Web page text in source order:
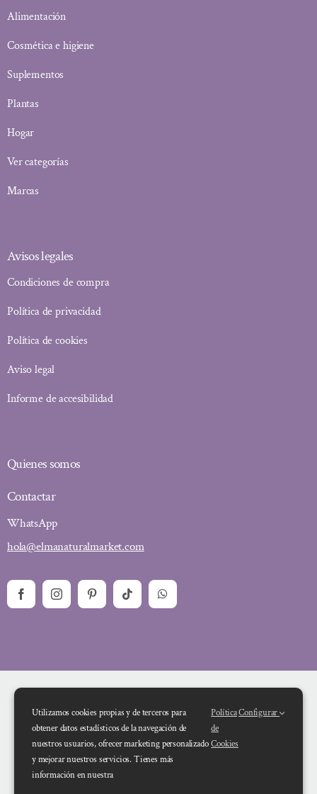
Alimentación
Cosmética e higiene
Suplementos
Plantas
Hogar
Ver categorías
Marcas
Avisos legales
Condiciones de compra
Política de privacidad
Política de cookies
Aviso legal
Informe de accesibilidad
Quienes somos
Contactar
WhatsApp
hola@elmanaturalmarket.com
Financiado por la Unión Europea – NextGenerationEU. Sin embargo, los
Utilizamos cookies propias y de terceros para
obtener datos estadísticos de la navegación de
nuestros usuarios, ofrecer marketing personalizado
y mejorar nuestros servicios. Tienes más
información en nuestra
Política
de
Cookies
Configurar